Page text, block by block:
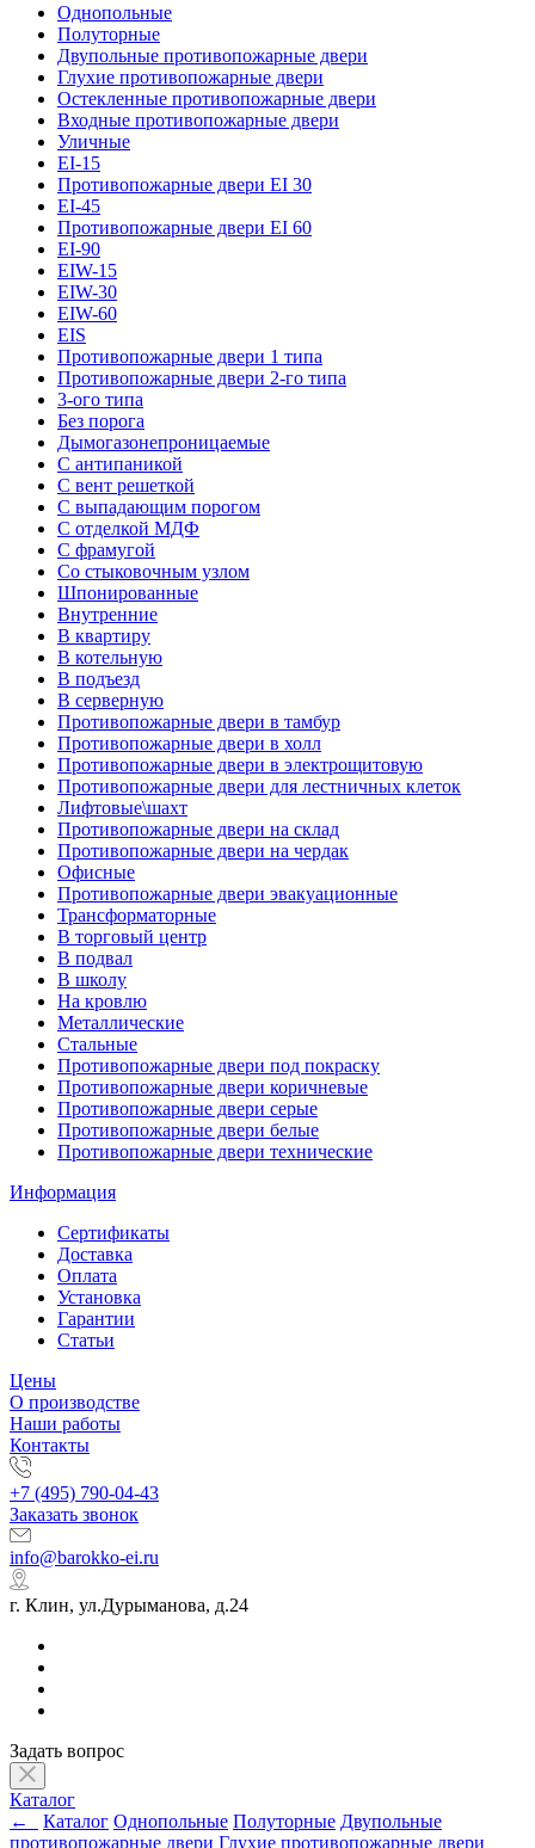
Однопольные
Полуторные
Двупольные противопожарные двери
Глухие противопожарные двери
Остекленные противопожарные двери
Входные противопожарные двери
Уличные
EI-15
Противопожарные двери EI 30
EI-45
Противопожарные двери EI 60
EI-90
EIW-15
EIW-30
EIW-60
EIS
Противопожарные двери 1 типа
Противопожарные двери 2-го типа
3-ого типа
Без порога
Дымогазонепроницаемые
С антипаникой
С вент решеткой
С выпадающим порогом
С отделкой МДФ
С фрамугой
Со стыковочным узлом
Шпонированные
Внутренние
В квартиру
В котельную
В подъезд
В серверную
Противопожарные двери в тамбур
Противопожарные двери в холл
Противопожарные двери в электрощитовую
Противопожарные двери для лестничных клеток
Лифтовые\шахт
Противопожарные двери на склад
Противопожарные двери на чердак
Офисные
Противопожарные двери эвакуационные
Трансформаторные
В торговый центр
В подвал
В школу
На кровлю
Металлические
Стальные
Противопожарные двери под покраску
Противопожарные двери коричневые
Противопожарные двери серые
Противопожарные двери белые
Противопожарные двери технические
Информация
Сертификаты
Доставка
Оплата
Установка
Гарантии
Статьи
Цены
О производстве
Наши работы
Контакты
+7 (495) 790-04-43
Заказать звонок
info@barokko-ei.ru
г. Клин, ул.Дурыманова, д.24
Задать вопрос
Каталог
←
Каталог Однопольные Полуторные Двупольные
противопожарные двери Глухие противопожарные двери